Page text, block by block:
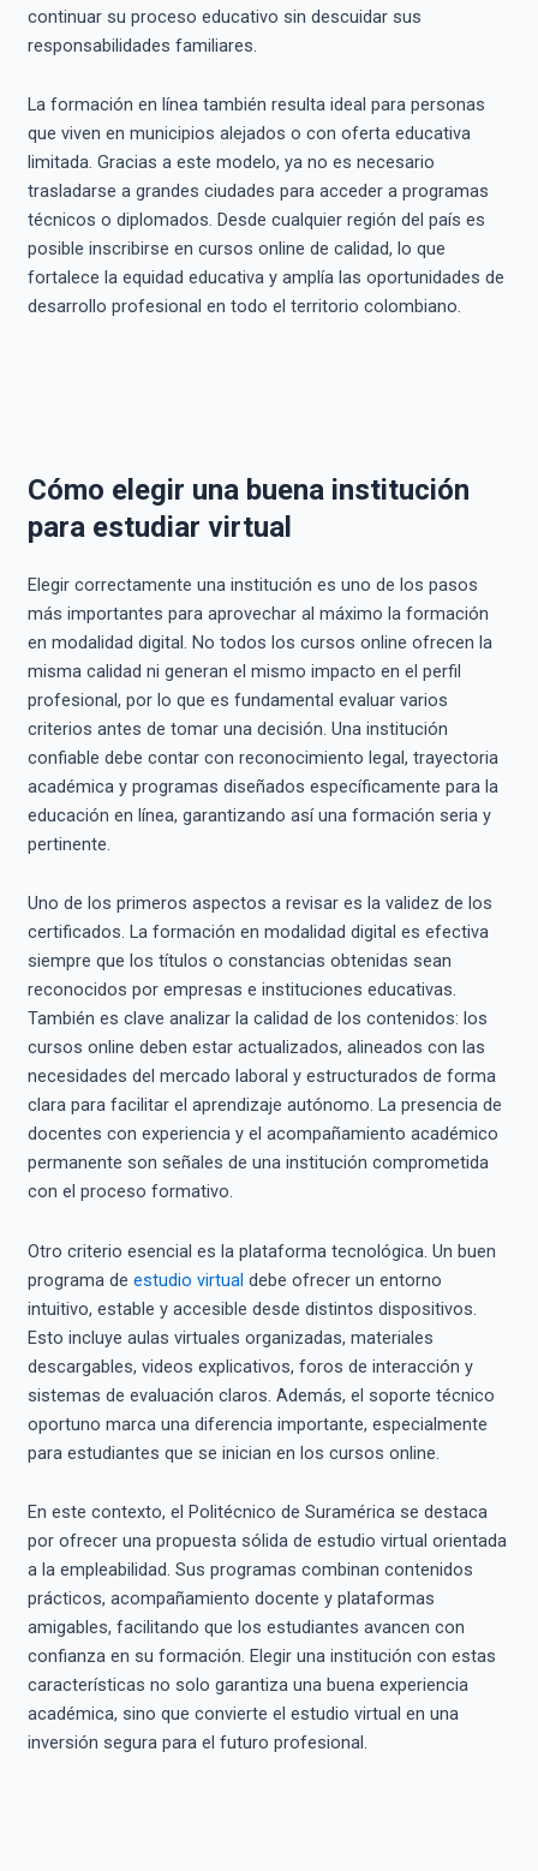
continuar su proceso educativo sin descuidar sus
responsabilidades familiares.
La formación en línea también resulta ideal para personas
que viven en municipios alejados o con oferta educativa
limitada. Gracias a este modelo, ya no es necesario
trasladarse a grandes ciudades para acceder a programas
técnicos o diplomados. Desde cualquier región del país es
posible inscribirse en cursos online de calidad, lo que
fortalece la equidad educativa y amplía las oportunidades de
desarrollo profesional en todo el territorio colombiano.
Cómo elegir una buena institución
para estudiar virtual
Elegir correctamente una institución es uno de los pasos
más importantes para aprovechar al máximo la formación
en modalidad digital. No todos los cursos online ofrecen la
misma calidad ni generan el mismo impacto en el perfil
profesional, por lo que es fundamental evaluar varios
criterios antes de tomar una decisión. Una institución
confiable debe contar con reconocimiento legal, trayectoria
académica y programas diseñados específicamente para la
educación en línea, garantizando así una formación seria y
pertinente.
Uno de los primeros aspectos a revisar es la validez de los
certificados. La formación en modalidad digital es efectiva
siempre que los títulos o constancias obtenidas sean
reconocidos por empresas e instituciones educativas.
También es clave analizar la calidad de los contenidos: los
cursos online deben estar actualizados, alineados con las
necesidades del mercado laboral y estructurados de forma
clara para facilitar el aprendizaje autónomo. La presencia de
docentes con experiencia y el acompañamiento académico
permanente son señales de una institución comprometida
con el proceso formativo.
Otro criterio esencial es la plataforma tecnológica. Un buen
programa de estudio virtual debe ofrecer un entorno
intuitivo, estable y accesible desde distintos dispositivos.
Esto incluye aulas virtuales organizadas, materiales
descargables, videos explicativos, foros de interacción y
sistemas de evaluación claros. Además, el soporte técnico
oportuno marca una diferencia importante, especialmente
para estudiantes que se inician en los cursos online.
En este contexto, el Politécnico de Suramérica se destaca
por ofrecer una propuesta sólida de estudio virtual orientada
a la empleabilidad. Sus programas combinan contenidos
prácticos, acompañamiento docente y plataformas
amigables, facilitando que los estudiantes avancen con
confianza en su formación. Elegir una institución con estas
características no solo garantiza una buena experiencia
académica, sino que convierte el estudio virtual en una
inversión segura para el futuro profesional.